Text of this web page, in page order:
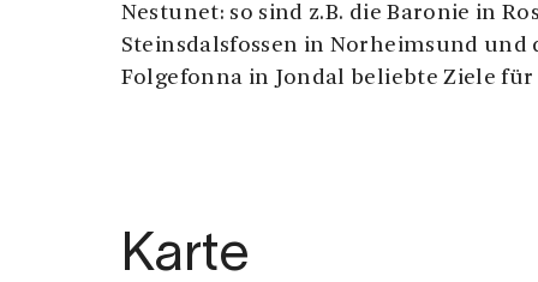
Nestunet: so sind z.B. die Baronie in
Steinsdalsfossen in Norheimsund und
Folgefonna in Jondal beliebte Ziele für
Karte